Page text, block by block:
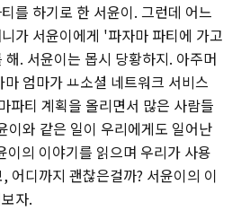
를 하기로 한 서윤이. 그런데 어느
가 서윤이에게 '파자마 파티에 가고
. 서윤이는 몹시 당황하지. 아주머
엄마가 ㅛ소셜 네트워크 서비스
파티 계획을 올리면서 많은 사람들
이와 같은 일이 우리에게도 일어난
이의 이야기를 읽으며 우리가 사용
어디까지 괜찮은걸까? 서윤이의 이
자.